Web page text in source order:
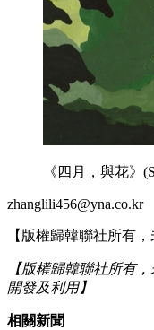
《四月，與花》
zhanglili456@yna.co.kr
【版權歸韓聯社所有
【版權歸韓聯社所有
開發及利用】
相關新聞